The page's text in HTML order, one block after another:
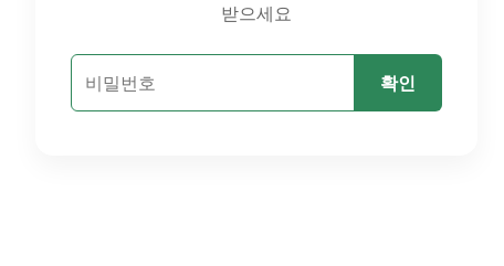
받으세요
확인